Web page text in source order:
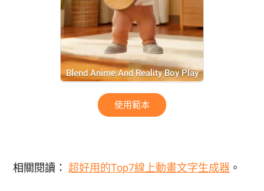
Blend Anime And Reality Boy Play
The Guitar And Sing In Anime Room
使用範本
相關閱讀： 超好用的Top7線上動畫文字生成器 。